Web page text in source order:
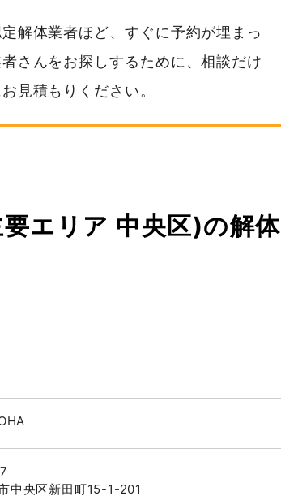
解体業者ほど、すぐに予約が埋まっ
さんをお探しするために、相談だけ
見積もりください。
エリア 中央区)の解体
中央区新田町15-1-201